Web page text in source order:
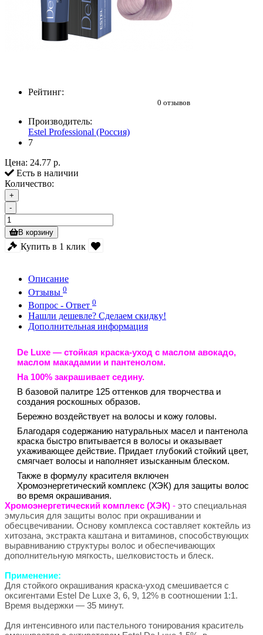
Рейтинг:
0 отзывов
Производитель:
Estel Professional (Россия)
7
Цена: 24.77 р.
Есть в наличии
Количество:
+
-
В корзину
Купить в 1 клик
Описание
Отзывы 0
Вопрос - Ответ 0
Нашли дешевле? Сделаем скидку!
Дополнительная информация
De Luxe — стойкая краска-уход с маслом авокадо,
маслом макадамии и пантенолом.
На 100% закрашивает седину.
В базовой палитре 125 оттенков для творчества и
создания роскошных образов.
Бережно воздействует на волосы и кожу головы.
Благодаря содержанию натуральных масел и пантенола
краска быстро впитывается в волосы и оказывает
ухаживающее действие. Придает глубокий стойкий цвет,
смягчает волосы и наполняет изысканным блеском.
Также в формулу красителя включен
Хромоэнергетический комплекс (ХЭК) для защиты волос
во время окрашивания.
Хромоэнергетический комплекс (ХЭК) - это специальная
эмульсия для защиты волос при окрашивании и
обесцвечивании. Основу комплекса составляет коктейль из
хитозана, экстракта каштана и витаминов, способствующих
выравниванию структуры волос и обеспечивающих
дополнительную мягкость, шелковистость и блеск.
Применение:
Для стойкого окрашивания краска-уход смешивается с
оксигентами Estel De Luxe 3, 6, 9, 12% в соотношении 1:1.
Время выдержки — 35 минут.
Для интенсивного или пастельного тонирования краситель